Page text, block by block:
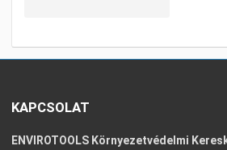
KAPCSOLAT
ENVIROTOOLS Környezetvédelmi